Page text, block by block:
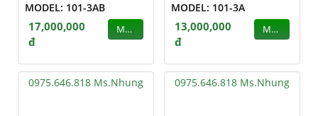
MODEL: 101-3AB
17,000,000
đ
MUA
MODEL: 101-3A
13,000,000
đ
MUA
0975.646.818 Ms.Nhung 0975.646.818 Ms.Nhung